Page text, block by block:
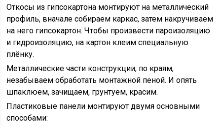
Откосы из гипсокартона монтируют на металлический
профиль, вначале собираем каркас, затем накручиваем
на него гипсокартон. Чтобы произвести пароизоляцию
и гидроизоляцию, на картон клеим специальную
плёнку.
Металлические части конструкции, по краям,
незабываем обработать монтажной пеной. И опять
шпаклюем, зачищаем, грунтуем, красим.
Пластиковые панели монтируют двумя основными
способами: